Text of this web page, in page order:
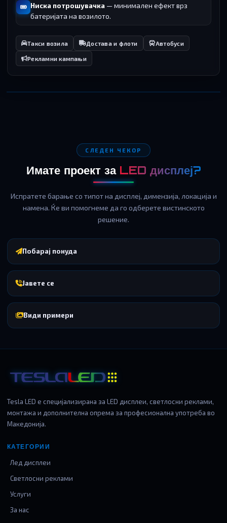
Ниска потрошувачка — минимален ефект врз
батеријата на возилото.
Такси возила Достава и флоти Автобуси
Рекламни кампањи
СЛЕДЕН ЧЕКОР
Имате проект за LED дисплеј?
Испратете барање со типот на дисплеј, димензија, локација и
намена. Ќе ви помогнеме да го одберете вистинското
решение.
Побарај понуда
Јавете се
Види примери
Tesla LED е специјализирана за LED дисплеи, светлосни реклами,
монтажа и дополнителна опрема за професионална употреба во
Македонија.
КАТЕГОРИИ
Лед дисплеи
Светлосни реклами
Услуги
За нас